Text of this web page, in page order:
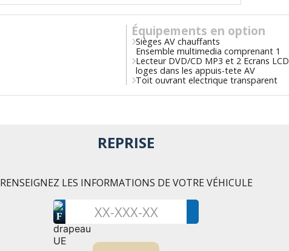
Équipements en option
Sièges AV chauffants
Ensemble multimedia comprenant 1
Lecteur DVD/CD MP3 et 2 Ecrans LCD
loges dans les appuis-tete AV
Toit ouvrant electrique transparent
REPRISE
RENSEIGNEZ LES INFORMATIONS DE VOTRE VÉHICULE
F